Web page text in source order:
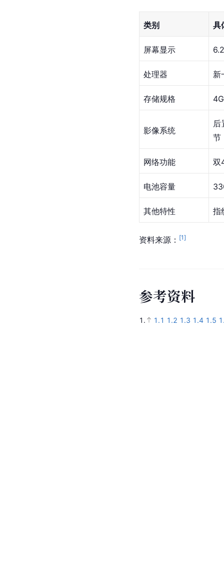
类别 具
屏幕显示
处理器 新
存储规格
影像系统
节
网络功能 双
电池容量
其他特性 指
资料来源： [1]
参考资料
1. 1.1 1.2 1.3 1.4 1.5